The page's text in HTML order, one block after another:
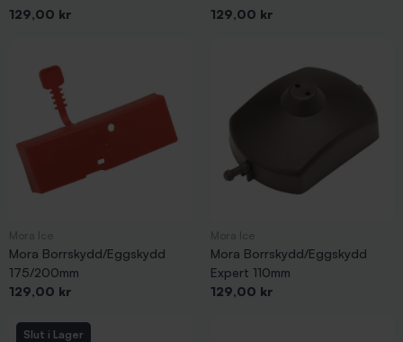
Pris
129,00 kr
Pris
129,00 kr
Mora Borrskydd/Eggskydd
175/200mm
Pris
129,00 kr
Mora Borrskydd/Eggskydd
Expert 110mm
Pris
129,00 kr
Slut i Lager